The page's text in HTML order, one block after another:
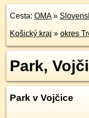
Cesta: OMA»
Košický kraj » okres
Park,
Park v Vojčice